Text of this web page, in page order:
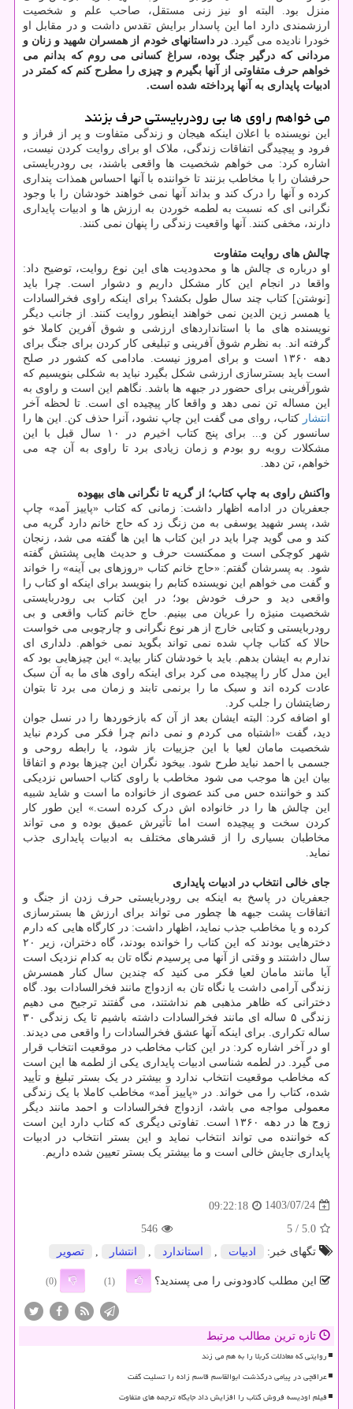
منزل بود. البته او نیز زنی مستقل، صاحب علم و شخصیت
ارزشمندی دارد اما این پاسدار برایش تقدس داشت و در مقابل او
خودرا نادیده می گیرد.در داستانهای خودم از همسران شهید و زنان و
مردانی که درگیر جنگ بوده، سراغ کسانی می روم که بدانم می
خواهم حرف متفاوتی از آنها بگیرم و چیزی را مطرح کنم که کمتر در
ادبیات پایداری به آنها پرداخته شده است.
می خواهم راوی ها بی رودربایستی حرف بزنند
این نویسنده با اعلان اینکه هیجان و زندگی متفاوت و پر از فراز و
فرود و پیچیدگی اتفاقات زندگی، ملاک او برای روایت کردن نیست،
اشاره کرد: می خواهم شخصیت ها واقعی باشند، بی رودربایستی
حرفشان را با مخاطب بزنند تا خواننده با آنها احساس همذات پنداری
کرده و آنها را درک کند و بداند آنها نمی خواهند خودشان را با وجود
نگرانی ای که نسبت به لطمه خوردن به ارزش ها و ادبیات پایداری
دارند، مخفی کنند. آنها واقعیت زندگی را پنهان نمی کنند.
چالش های روایت متفاوت
او درباره ی چالش ها و محدودیت های این نوع روایت، توضیح داد:
واقعا در انجام این کار مشکل داریم و دشوار است. چرا باید
[نوشتن] کتاب چند سال طول بکشد؟ برای اینکه راوی فخرالسادات
یا همسر زین الدین نمی خواهند اینطور روایت کنند. از جانب دیگر
نویسنده های ما با استانداردهای ارزشی و شوق آفرین کاملا خو
گرفته اند. به نظرم شوق آفرینی و تبلیغی کار کردن برای جنگ برای
دهه ۱۳۶۰ است و برای امروز نیست. مادامی که کشور در صلح
است باید بسترسازی ارزشی شکل بگیرد نباید به شکلی بنویسیم که
شورآفرینی برای حضور در جبهه ها باشد. نگاهم این است و راوی به
این مساله تن نمی دهد و واقعا کار پیچیده ای است. تا لحظه آخر
انتشار کتاب، روای می گفت این چاپ نشود، آنرا حذف کن. این ها را
سانسور کن و... برای پنج کتاب اخیرم در ۱۰ سال قبل با این
مشکلات روبه رو بودم و زمان زیادی برد تا راوی به آن چه می
خواهم، تن دهد.
واکنش راوی به چاپ کتاب؛ از گریه تا نگرانی های بیهوده
جعفریان در ادامه اظهار داشت: زمانی که کتاب «پاییز آمد» چاپ
شد، پسر شهید یوسفی به من زنگ زد که حاج خانم دارد گریه می
کند و می گوید چرا باید در این کتاب ها این ها گفته می شد، زنجان
شهر کوچکی است و ممکنست حرف و حدیث هایی پشتش گفته
شود. به پسرشان گفتم: «حاج خانم کتاب «روزهای بی آینه» را خواند
و گفت می خواهم این نویسنده کتابم را بنویسد برای اینکه او کتاب را
واقعی دید و حرف خودش بود؛ در این کتاب بی رودربایستی
شخصیت منیژه را عریان می بینیم. حاج خانم کتاب واقعی و بی
رودربایستی و کتابی خارج از هر نوع نگرانی و چارچوبی می خواست
حالا که کتاب چاپ شده نمی تواند بگوید نمی خواهم. دلداری ای
ندارم به ایشان بدهم. باید با خودشان کنار بیاید.» این چیزهایی بود که
این مدل کار را پیچیده می کرد برای اینکه راوی های ما به آن سبک
عادت کرده اند و سبک ما را برنمی تابند و زمان می برد تا بتوان
رضایتشان را جلب کرد.
او اضافه کرد: البته ایشان بعد از آن که بازخوردها را در نسل جوان
دید، گفت «اشتباه می کردم و نمی دانم چرا فکر می کردم نباید
شخصیت مامان لعیا با این جزییات باز شود، یا رابطه روحی و
جسمی با احمد نباید طرح شود. بیخود نگران این چیزها بودم و اتفاقا
بیان این ها موجب می شود مخاطب با راوی کتاب احساس نزدیکی
کند و خواننده حس می کند عضوی از خانواده ما است و شاید شبیه
این چالش ها را در خانواده اش درک کرده است.» این طور کار
کردن سخت و پیچیده است اما تأثیرش عمیق بوده و می تواند
مخاطبان بسیاری را از قشرهای مختلف به ادبیات پایداری جذب
نماید.
جای خالی انتخاب در ادبیات پایداری
جعفریان در پاسخ به اینکه بی رودربایستی حرف زدن از جنگ و
اتفاقات پشت جبهه ها چطور می تواند برای ارزش ها بسترسازی
کرده و یا مخاطب جذب نماید، اظهار داشت: در کارگاه هایی که دارم
دخترهایی بودند که این کتاب را خوانده بودند، گاه دختران، زیر ۲۰
سال داشتند و وقتی از آنها می پرسیدم نگاه تان به کدام نزدیک است
آیا مانند مامان لعیا فکر می کنید که چندین سال کنار همسرش
زندگی آرامی داشت یا نگاه تان به ازدواج مانند فخرالسادات بود. گاه
دخترانی که ظاهر مذهبی هم نداشتند، می گفتند ترجیح می دهیم
زندگی ۵ ساله ای مانند فخرالسادات داشته باشیم تا یک زندگی ۳۰
ساله تکراری. برای اینکه آنها عشق فخرالسادات را واقعی می دیدند.
او در آخر اشاره کرد: در این کتاب مخاطب در موقعیت انتخاب قرار
می گیرد. در لطمه شناسی ادبیات پایداری یکی از لطمه ها این است
که مخاطب موقعیت انتخاب ندارد و بیشتر در یک بستر تبلیغ و تأیید
شده، کتاب را می خواند. در «پاییز آمد» مخاطب کاملا با یک زندگی
معمولی مواجه می باشد، ازدواج فخرالسادات و احمد مانند دیگر
زوج ها در دهه ۱۳۶۰ است. تفاوتی دیگری که کتاب دارد این است
که خواننده می تواند انتخاب نماید و این بستر انتخاب در ادبیات
پایداری جایش خالی است و ما بیشتر یک بستر تعیین شده داریم.
1403/07/24
09:22:18
5.0
/ 5
546
تگهای خبر:
ادبیات , استاندارد , انتشار , تصویر
این مطلب کادودونی را می پسندید؟ (1)
(0)
تازه ترین مطالب مرتبط
روایتی که معادلات کربلا را به هم می زند
عراقچی در پیامی درگذشت ابوالقاسم قاسم زاده را تسلیت گفت
فیلم اودیسه فروش کتاب را افزایش داد جایگاه ترجمه های متفاوت